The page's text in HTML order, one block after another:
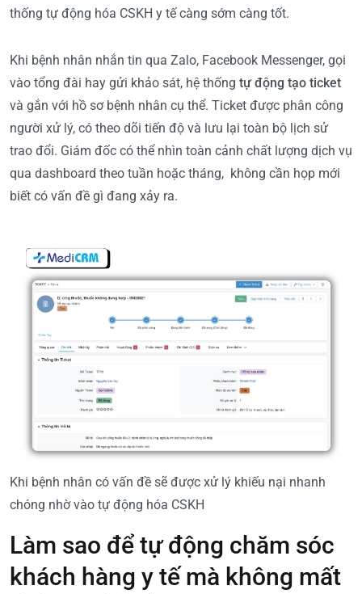
thống tự động hóa CSKH y tế càng sớm càng tốt.
Khi bệnh nhân nhắn tin qua Zalo, Facebook Messenger, gọi
vào tổng đài hay gửi khảo sát, hệ thống tự động tạo ticket
và gắn với hồ sơ bệnh nhân cụ thể. Ticket được phân công
người xử lý, có theo dõi tiến độ và lưu lại toàn bộ lịch sử
trao đổi. Giám đốc có thể nhìn toàn cảnh chất lượng dịch vụ
qua dashboard theo tuần hoặc tháng, không cần họp mới
biết có vấn đề gì đang xảy ra.
Khi bệnh nhân có vấn đề sẽ được xử lý khiếu nại nhanh
chóng nhờ vào tự động hóa CSKH
Làm sao để tự động chăm sóc
khách hàng y tế mà không mất